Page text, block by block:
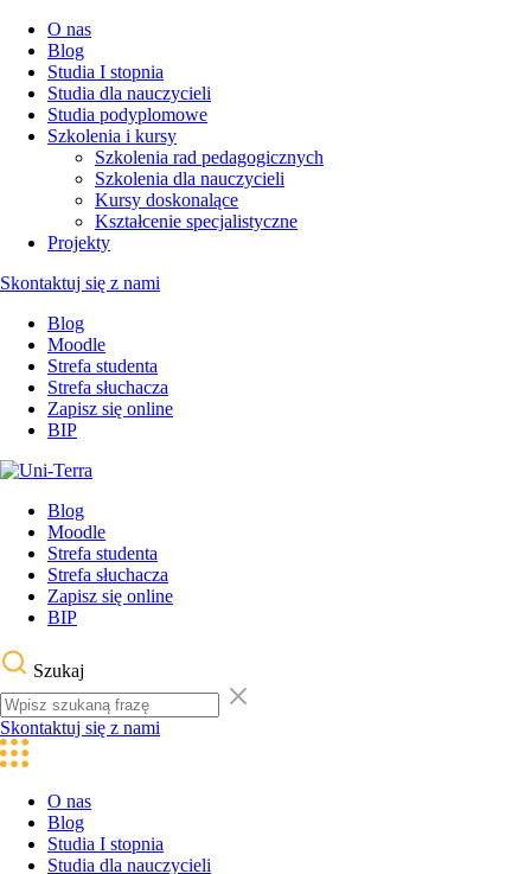
O nas
Blog
Studia I stopnia
Studia dla nauczycieli
Studia podyplomowe
Szkolenia i kursy
Szkolenia rad pedagogicznych
Szkolenia dla nauczycieli
Kursy doskonalące
Kształcenie specjalistyczne
Projekty
Skontaktuj się z nami
Blog
Moodle
Strefa studenta
Strefa słuchacza
Zapisz się online
BIP
Blog
Moodle
Strefa studenta
Strefa słuchacza
Zapisz się online
BIP
Szukaj
Skontaktuj się z nami
O nas
Blog
Studia I stopnia
Studia dla nauczycieli